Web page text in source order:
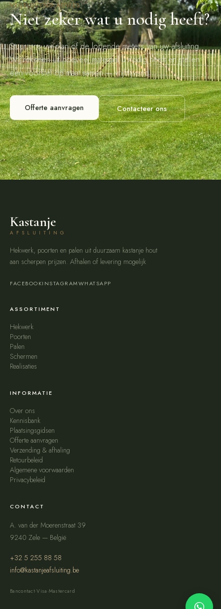
VRIJBLIJVEND ADVIES
Niet zeker wat u nodig heeft?
Stuur ons uw plan of de lopende meters van uw afsluiting.
Wij rekenen uit hoeveel materiaal u nodig heeft en stellen
een voorstel op maat samen — vrijblijvend.
Offerte aanvragen Contacteer ons
Kastanje
AFSLUITING
Hekwerk, poorten en palen uit duurzaam kastanje hout
aan scherpen prijzen. Afhalen of levering mogelijk
FACEBOOKINSTAGRAMWHATSAPP
ASSORTIMENT
Hekwerk
Poorten
Palen
Schermen
Realisaties
INFORMATIE
Over ons
Kennisbank
Plaatsingsgidsen
Offerte aanvragen
Verzending & afhaling
Retourbeleid
Algemene voorwaarden
Privacybeleid
CONTACT
A. van der Moerenstraat 39
9240 Zele — België
+32 5 255 88 58
info@kastanjeafsluiting.be
Bancontact·Visa ·Mastercard